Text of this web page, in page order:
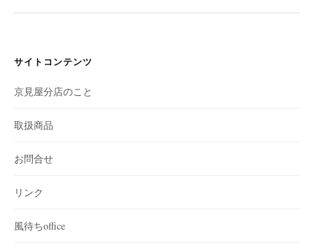
サイトコンテンツ
京見屋分店のこと
取扱商品
お問合せ
リンク
風待ちoffice